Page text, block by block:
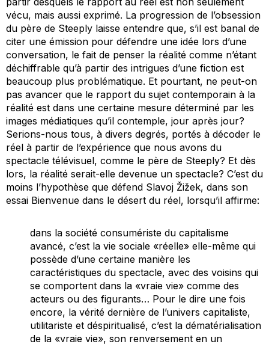
vécu, mais aussi exprimé. La progression de l’obsession
du père de Steeply laisse entendre que, s’il est banal de
citer une émission pour défendre une idée lors d’une
conversation, le fait de penser la réalité comme n’étant
déchiffrable qu’à partir des intrigues d’une fiction est
beaucoup plus problématique. Et pourtant, ne peut-on
pas avancer que le rapport du sujet contemporain à la
réalité est dans une certaine mesure déterminé par les
images médiatiques qu’il contemple, jour après jour?
Serions-nous tous, à divers degrés, portés à décoder le
réel à partir de l’expérience que nous avons du
spectacle télévisuel, comme le père de Steeply? Et dès
lors, la réalité serait-elle devenue un spectacle? C’est du
moins l’hypothèse que défend Slavoj Žižek, dans son
essai Bienvenue dans le désert du réel, lorsqu’il affirme:
dans la société consumériste du capitalisme
avancé, c’est la vie sociale «réelle» elle-même qui
possède d’une certaine manière les
caractéristiques du spectacle, avec des voisins qui
se comportent dans la «vraie vie» comme des
acteurs ou des figurants… Pour le dire une fois
encore, la vérité dernière de l’univers capitaliste,
utilitariste et déspiritualisé, c’est la dématérialisation
de la «vraie vie», son renversement en un